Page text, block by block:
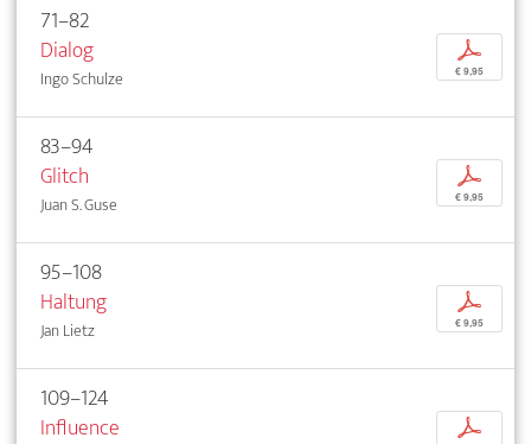
71–82
Dialog
Ingo Schulze
p
€ 9,95
83–94
Glitch
Juan S. Guse
p
€ 9,95
95–108
Haltung
Jan Lietz
p
€ 9,95
109–124
Influence
p